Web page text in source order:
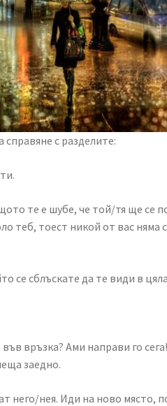
с разделите:
те е шубе, че той/тя ще се
теб, тоест никой от вас няма
се сблъскате да те види в
връзка? Ами направи го
заедно.
него/нея. Иди на ново място,